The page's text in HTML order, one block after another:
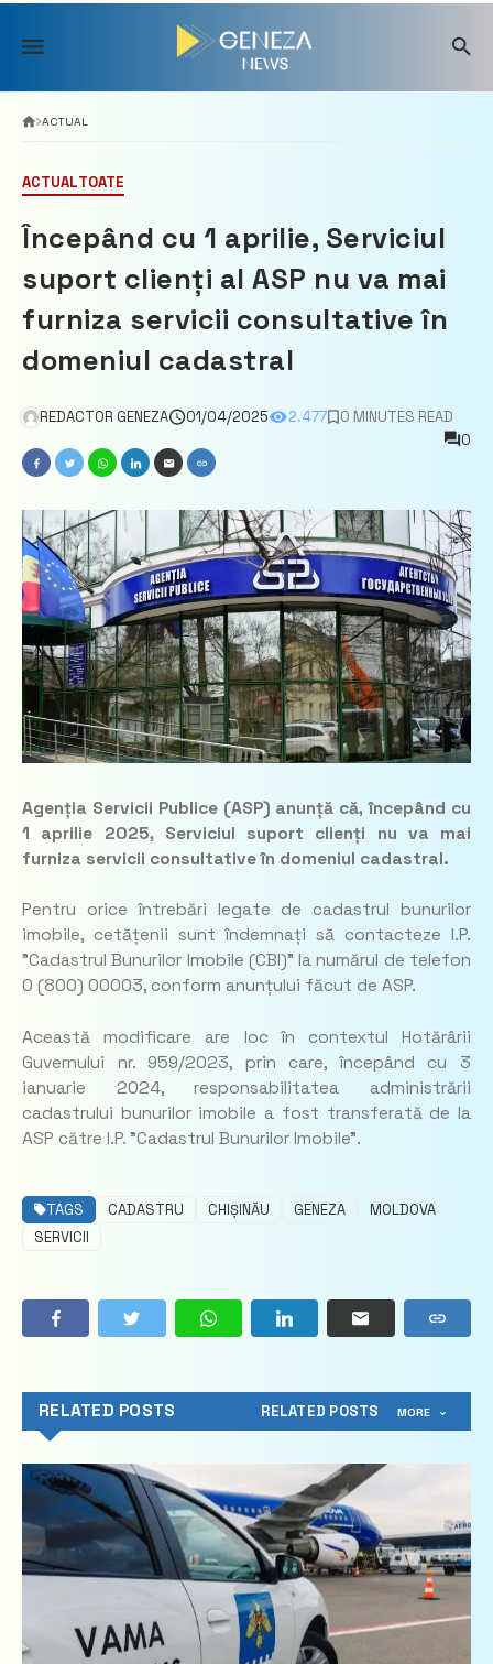
Skip
content
ACTUAL
ACTUALTOATE
Începând cu 1 aprilie, Serviciul
suport clienți al ASP nu va mai
furniza servicii consultative în
domeniul cadastral
REDACTOR GENEZA 01/04/2025 2.477
0 MINUTES READ
0
Agenția Servicii Publice (ASP) anunță că, începând cu
1 aprilie 2025, Serviciul suport clienți nu va mai
furniza servicii consultative în domeniul cadastral.
Pentru orice întrebări legate de cadastrul bunurilor
imobile, cetățenii sunt îndemnați să contacteze I.P.
”Cadastrul Bunurilor Imobile (CBI)” la numărul de telefon
0 (800) 00003, conform anunțului făcut de ASP.
Această modificare are loc în contextul Hotărârii
Guvernului nr. 959/2023, prin care, începând cu 3
ianuarie 2024, responsabilitatea administrării
cadastrului bunurilor imobile a fost transferată de la
ASP către I.P. ”Cadastrul Bunurilor Imobile”.
TAGS CADASTRU CHIȘINĂU GENEZA
MOLDOVA
SERVICII
RELATED POSTS RELATED POSTS MORE